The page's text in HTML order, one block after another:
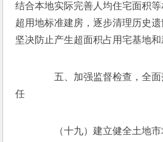
结合本地实际完善人均住宅面积
超用地标准建房，逐步清理历史遗
坚决防止产生超面积占用宅基地和
五、加强监督检查，全面
任
（十九）建立健全土地市